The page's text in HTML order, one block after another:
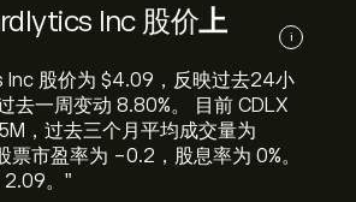
Inc 股价上
i
Inc 股价为 ‎$‎4.09，反映过去24小
去一周变动 ‎8.80‎%。 目前 CDLX
，过去三个月平均成交量为
市盈率为 -0.2，股息率为 0%。
2.09。"